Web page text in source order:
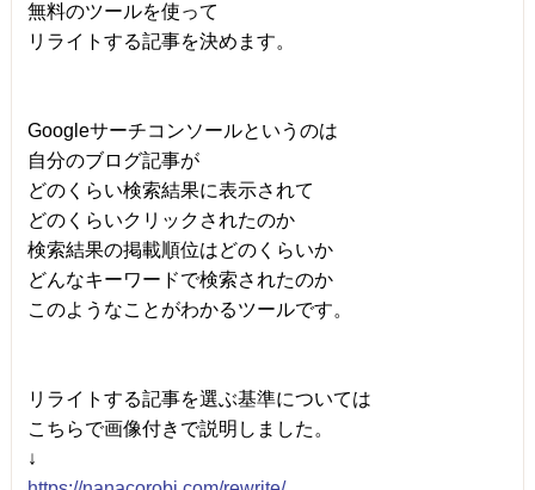
無料のツールを使って
リライトする記事を決めます。
Googleサーチコンソールというのは
自分のブログ記事が
どのくらい検索結果に表示されて
どのくらいクリックされたのか
検索結果の掲載順位はどのくらいか
どんなキーワードで検索されたのか
このようなことがわかるツールです。
リライトする記事を選ぶ基準については
こちらで画像付きで説明しました。
↓